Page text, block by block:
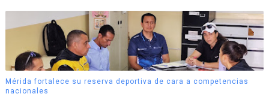
Mérida fortalece su reserva deportiva de cara a competencias
nacionales